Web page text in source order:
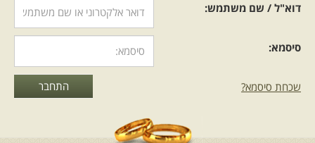
דוא"ל / שם משתמש:
סיסמא:
שכחת סיסמא?